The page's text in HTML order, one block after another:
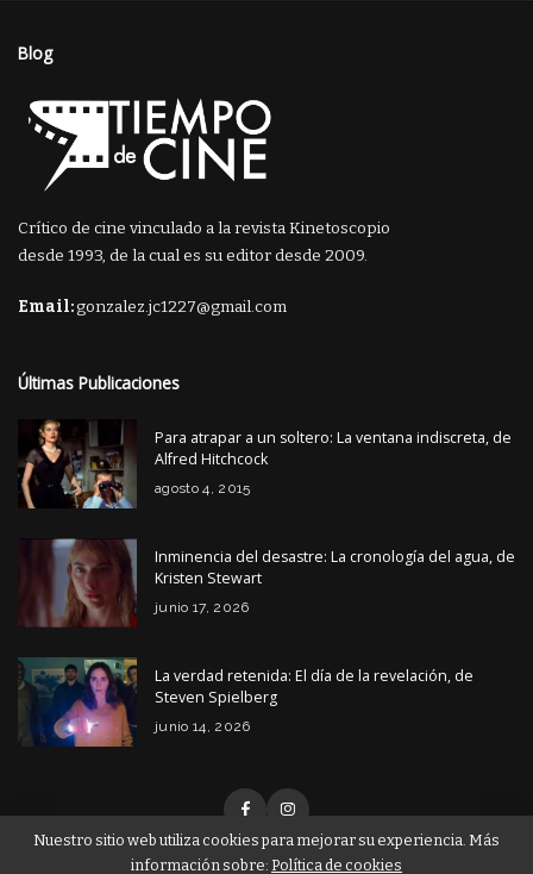
Blog
Crítico de cine vinculado a la revista Kinetoscopio
desde 1993, de la cual es su editor desde 2009.
Email:gonzalez.jc1227@gmail.com
Últimas Publicaciones
Para atrapar a un soltero: La ventana indiscreta, de
Alfred Hitchcock
agosto 4, 2015
Inminencia del desastre: La cronología del agua, de
Kristen Stewart
junio 17, 2026
La verdad retenida: El día de la revelación, de
Steven Spielberg
junio 14, 2026
Nuestro sitio web utiliza cookies para mejorar su experiencia. Más
información sobre: Política de cookies